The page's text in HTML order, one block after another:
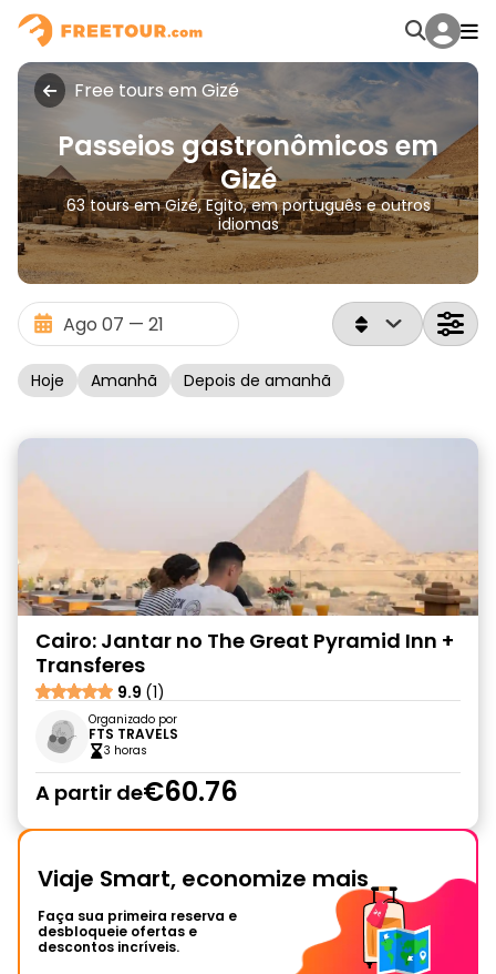
Free tours em Gizé
Passeios gastronômicos em
Gizé
63 tours em Gizé, Egito, em português e outros
idiomas
Hoje Amanhã Depois de amanhã
Cairo: Jantar no The Great Pyramid Inn +
Transferes
9.9 (1)
Organizado por
FTS TRAVELS
3 horas
A partir de€60.76
Viaje Smart, economize mais
Faça sua primeira reserva e
desbloqueie ofertas e
descontos incríveis.